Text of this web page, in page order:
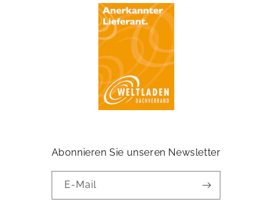
Abonnieren Sie unseren Newsletter
E-Mail